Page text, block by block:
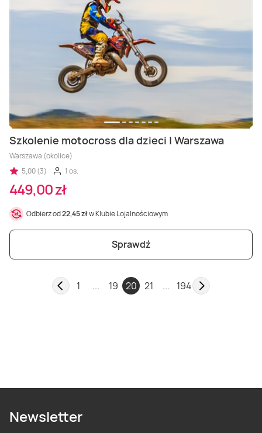
Szkolenie motocross dla dzieci | Warszawa
Warszawa (okolice)
5,00 (3)
1 os.
449,00 zł
Odbierz od22,45 złw Klubie Lojalnościowym
Sprawdź
1 ... 19 20 21 ... 194
Newsletter